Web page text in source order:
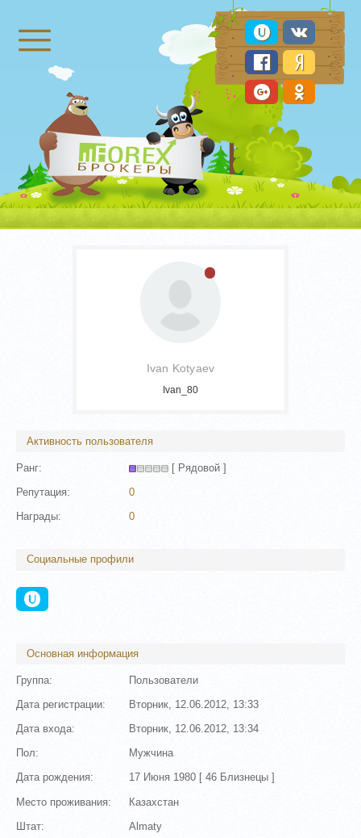
Брокеры Форекс
Ivan Kotyaev
Ivan_80
Активность пользователя
Ранг: [ Рядовой ]
Репутация: 0
Награды: 0
Социальные профили
Основная информация
Группа: Пользователи
Дата регистрации: Вторник, 12.06.2012, 13:33
Дата входа: Вторник, 12.06.2012, 13:34
Пол: Мужчина
Дата рождения: 17 Июня 1980 [46 Близнецы ]
Место проживания: Казахстан
Штат: Almaty